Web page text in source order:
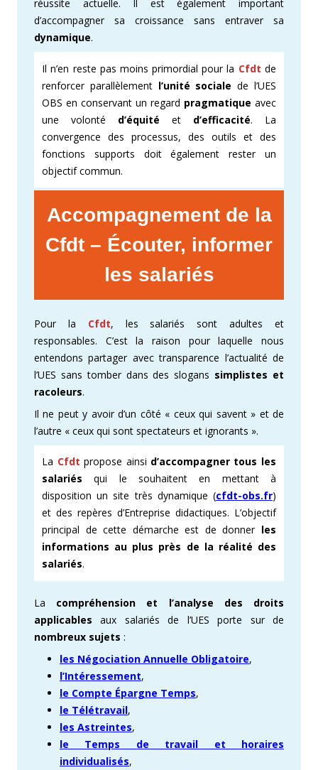
réussite actuelle. Il est également important
d’accompagner sa croissance sans entraver sa
dynamique.
Il n’en reste pas moins primordial pour la Cfdt de
renforcer parallèlement l’unité socialede l’UES
OBS en conservant un regard pragmatique avec
une volonté d’équité etd’efficacité. La
convergence des processus, des outils et des
fonctions supports doit également rester un
objectif commun.
Accompagnement de la
Cfdt – Écouter, informer
les salariés
Pour la Cfdt, les salariés sont adultes et
responsables. C’est la raison pour laquelle nous
entendons partager avec transparence l’actualité de
l’UES sans tomber dans des slogans simplistes et
racoleurs.
Il ne peut y avoir d’un côté « ceux qui savent » et de
l’autre « ceux qui sont spectateurs et ignorants ».
La Cfdt propose ainsi d’accompagner tous les
salariésqui le souhaitent en mettant à
disposition un site très dynamique (cfdt-obs.fr)
et des repères d’Entreprise didactiques. L’objectif
principal de cette démarche est de donner les
informations au plus près de la réalité des
salariés.
La compréhension et l’analyse des droits
applicablesaux salariés de l’UES porte sur de
nombreux sujets :
les Négociation Annuelle Obligatoire,
l’Intéressement,
le Compte Épargne Temps,
le Télétravail,
les Astreintes,
le Temps de travail et horaires
individualisés,